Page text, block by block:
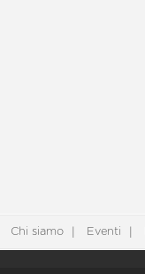
Chi siamo Eventi